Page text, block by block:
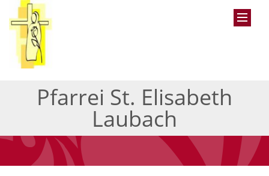
Pfarrei St. Elisabeth
Laubach